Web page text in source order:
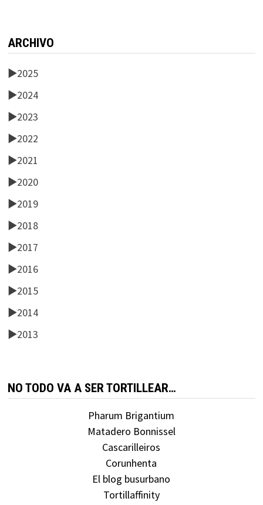
ARCHIVO
►2025
►2024
►2023
►2022
►2021
►2020
►2019
►2018
►2017
►2016
►2015
►2014
►2013
NO TODO VA A SER TORTILLEAR…
Pharum Brigantium
Matadero Bonnissel
Cascarilleiros
Corunhenta
El blog busurbano
Tortillaffinity